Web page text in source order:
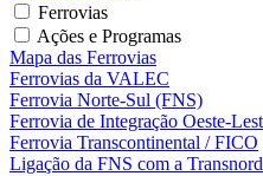
Ferrovias
Ações e Programas
Mapa das Ferrovias
Ferrovias da VALEC
Ferrovia Norte-Sul (FNS)
Ferrovia de Integração Oeste-
Ferrovia Transcontinental / FICO
Ligação da FNS com a